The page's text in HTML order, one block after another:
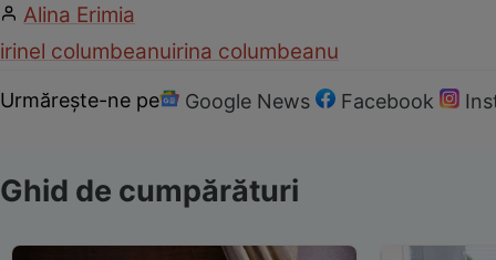
Alina Erimia
irinel columbeanuirina columbeanu
Urmărește-ne pe Google News Facebook
Ghid de cumpărături